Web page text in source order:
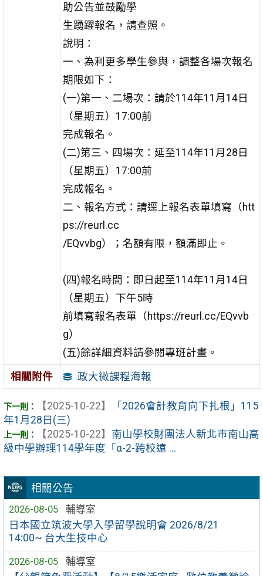
相關公告
2026-08-05
輔導室
日本國立筑波大學入學留學說明會 2026/8/21
14:00~ 台大生技中心
2026-08-05
輔導室
助公告並鼓勵學
生踴躍報名，請查照。
說明：
一、為利更多學生參與，調整各場次報名
期限如下：
(一)第一、二場次：請於114年11月14日
（星期五）17:00前
完成報名。
(二)第三、四場次：延至114年11月28日
（星期五）17:00前
完成報名。
二、報名方式：請逕上報名表單填寫（htt
ps://reurl.cc
/EQvvbg）；名額有限，額滿即止。
(四)報名時間：即日起至114年11月14日
（星期五）下午5時
前填寫報名表單（https://reurl.cc/EQvvb
g）
(五)餘詳細資料請參閱專班計畫。
相關附件 政大微課程海報
【2025-10-22】
「2026會計教育向下扎根」115
年1月28日(三)
【2025-10-22】 南山學校財團法人新北市南山高
級中學辦理114學年度「α-2-跨校遠 ...